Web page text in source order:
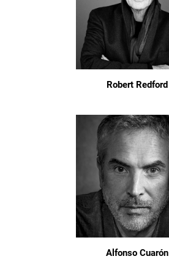
Robert Redford
Alfonso Cuarón